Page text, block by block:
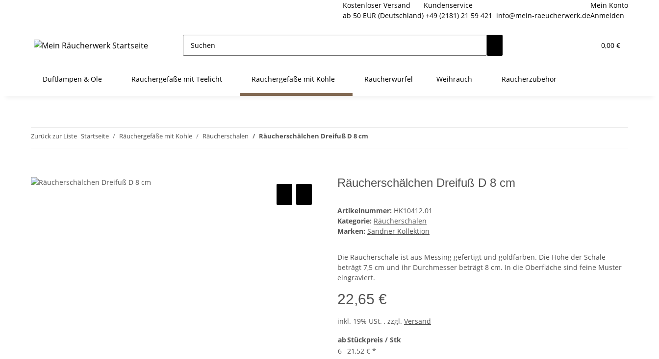
Mein Konto
Anmelden
Kundenservice
+49 (2181) 21 59 421
info@mein-raeucherwerk.de
Kostenloser Versand
ab 50 EUR (Deutschland)
0,00 €
Duftlampen & Öle Räuchergefäße mit Teelicht Räuchergefäße mit Kohle Räucherwürfel Weihrauch Räucherzubehör
Zurück zur Liste Startseite Räuchergefäße mit Kohle Räucherschalen Räucherschälchen Dreifuß D 8 cm
Räucherschälchen Dreifuß D 8 cm
Artikelnummer: HK10412.01
Kategorie: Räucherschalen
Marken: Sandner Kollektion
Die Räucherschale ist aus Messing gefertigt und goldfarben. Die Höhe der Schale
beträgt 7,5 cm und ihr Durchmesser beträgt 8 cm. In die Oberfläche sind feine Muster
eingraviert.
22,65 €
inkl. 19% USt. , zzgl. Versand
abStückpreis / Stk
6 21,52 € *